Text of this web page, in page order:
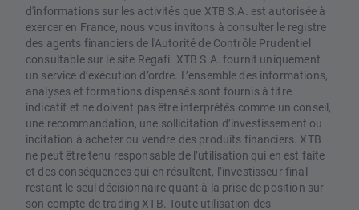
d'informations sur les activités que XTB S.A. est autorisée à
exercer en France, nous vous invitons à consulter le registre
des agents financiers de l'Autorité de Contrôle Prudentiel
consultable sur le site Regafi. XTB S.A. fournit uniquement
un service d’exécution d’ordre. L’ensemble des informations,
analyses et formations dispensés sont fournis à titre
indicatif et ne doivent pas être interprétés comme un conseil,
une recommandation, une sollicitation d’investissement ou
incitation à acheter ou vendre des produits financiers. XTB
ne peut être tenu responsable de l’utilisation qui en est faite
et des conséquences qui en résultent, l’investisseur final
restant le seul décisionnaire quant à la prise de position sur
son compte de trading XTB. Toute utilisation des